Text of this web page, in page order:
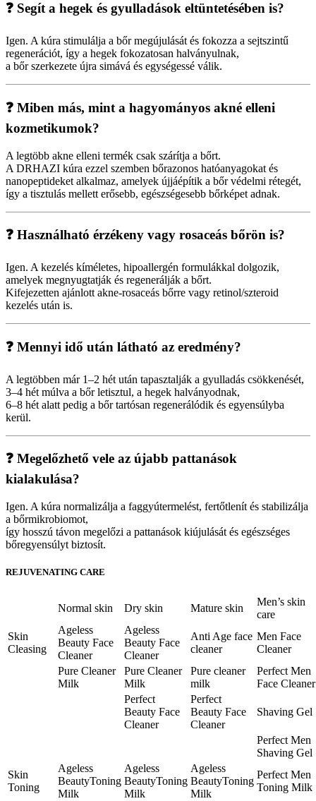
❓ Segít a hegek és gyulladások eltüntetésében is?
Igen. A kúra stimulálja a bőr megújulását és fokozza a sejtszintű
regenerációt, így a hegek fokozatosan halványulnak,
a bőr szerkezete újra simává és egységessé válik.
❓ Miben más, mint a hagyományos akné elleni
kozmetikumok?
A legtöbb akne elleni termék csak szárítja a bőrt.
A DRHAZI kúra ezzel szemben bőrazonos hatóanyagokat és
nanopeptideket alkalmaz, amelyek újjáépítik a bőr védelmi rétegét,
így a tisztulás mellett erősebb, egészségesebb bőrképet adnak.
❓ Használható érzékeny vagy rosaceás bőrön is?
Igen. A kezelés kíméletes, hipoallergén formulákkal dolgozik,
amelyek megnyugtatják és regenerálják a bőrt.
Kifejezetten ajánlott akne-rosaceás bőrre vagy retinol/szteroid
kezelés után is.
❓ Mennyi idő után látható az eredmény?
A legtöbben már 1–2 hét után tapasztalják a gyulladás csökkenését,
3–4 hét múlva a bőr letisztul, a hegek halványodnak,
6–8 hét alatt pedig a bőr tartósan regenerálódik és egyensúlyba
kerül.
❓ Megelőzhető vele az újabb pattanások
kialakulása?
Igen. A kúra normalizálja a faggyútermelést, fertőtlenít és stabilizálja
a bőrmikrobiomot,
így hosszú távon megelőzi a pattanások kiújulását és egészséges
bőregyensúlyt biztosít.
REJUVENATING CARE
Normal skin Dry skin Mature skin
Men’s skin
care
Skin
Cleasing
Ageless
Beauty Face
Cleaner
Ageless
Beauty Face
Cleaner
Anti Age face
cleaner
Men Face
Cleaner
Pure Cleaner
Milk
Pure Cleaner
Milk
Pure cleaner
milk
Perfect Men
Face Cleaner
Perfect
Beauty Face
Cleaner
Perfect
Beauty Face
Cleaner
Shaving Gel
Perfect Men
Shaving Gel
Skin
Toning
Ageless
BeautyToning
Milk
Ageless
BeautyToning
Milk
Ageless
BeautyToning
Milk
Perfect Men
Toning Milk